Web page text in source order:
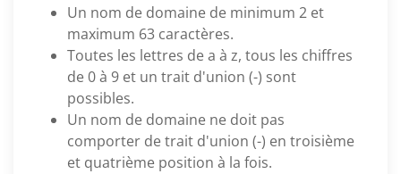
Un nom de domaine de minimum 2 et
maximum 63 caractères.
Toutes les lettres de a à z, tous les chiffres
de 0 à 9 et un trait d'union (-) sont
possibles.
Un nom de domaine ne doit pas
comporter de trait d'union (-) en troisième
et quatrième position à la fois.